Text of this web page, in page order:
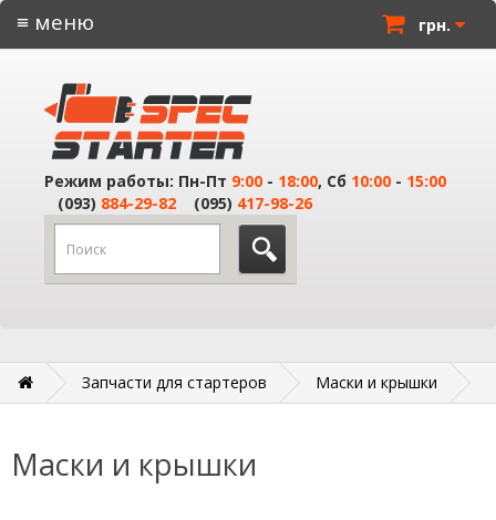
грн.
≡ меню
Режим работы: Пн-Пт 9:00 - 18:00, Сб 10:00 - 15:00
(093) 884-29-82 (095) 417-98-26
Запчасти для стартеров Маски и крышки
Маски и крышки